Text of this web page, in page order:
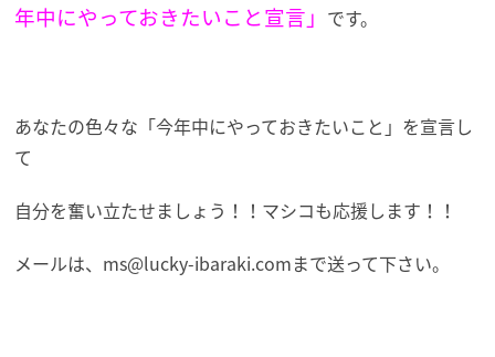
年中にやっておきたいこと宣言」 です。
あなたの色々な「今年中にやっておきたいこと」を宣言し
て
自分を奮い立たせましょう！！マシコも応援します！！
メールは、ms@lucky-ibaraki.comまで送って下さい。